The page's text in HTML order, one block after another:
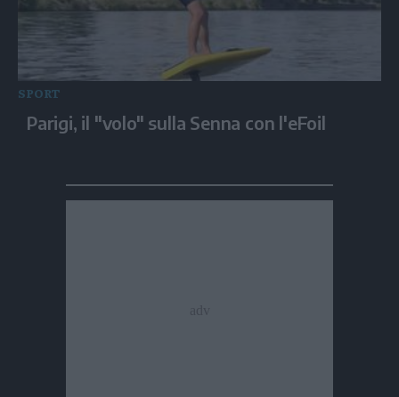
SPORT
Parigi, il "volo" sulla Senna con l'eFoil